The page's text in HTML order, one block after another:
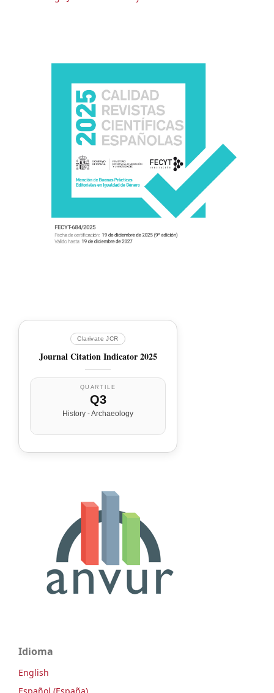
Clarivate JCR
Journal Citation Indicator 2025
QUARTILE
Q3
History - Archaeology
Idioma
English